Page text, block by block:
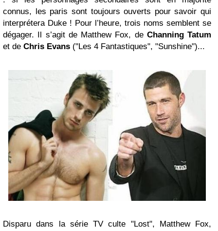
connus, les paris sont toujours ouverts pour savoir qui
interprétera Duke ! Pour l’heure, trois noms semblent se
dégager. Il s’agit de Matthew Fox, de Channing Tatum
et de Chris Evans ("Les 4 Fantastiques", "Sunshine")...
Disparu dans la série TV culte "Lost", Matthew Fox,